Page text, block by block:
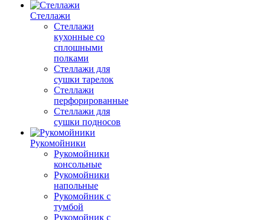
Стеллажи
Стеллажи
кухонные со
сплошными
полками
Стеллажи для
сушки тарелок
Стеллажи
перфорированные
Стеллажи для
сушки подносов
Рукомойники
Рукомойники
консольные
Рукомойники
напольные
Рукомойник с
тумбой
Рукомойник с